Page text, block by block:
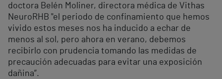
doctora Belén Moliner, directora médica de Vithas
NeuroRHB "el periodo de confinamiento que hemos
vivido estos meses nos ha inducido a echar de
menos al sol, pero ahora en verano, debemos
recibirlo con prudencia tomando las medidas de
precaución adecuadas para evitar una exposición
dañina”.